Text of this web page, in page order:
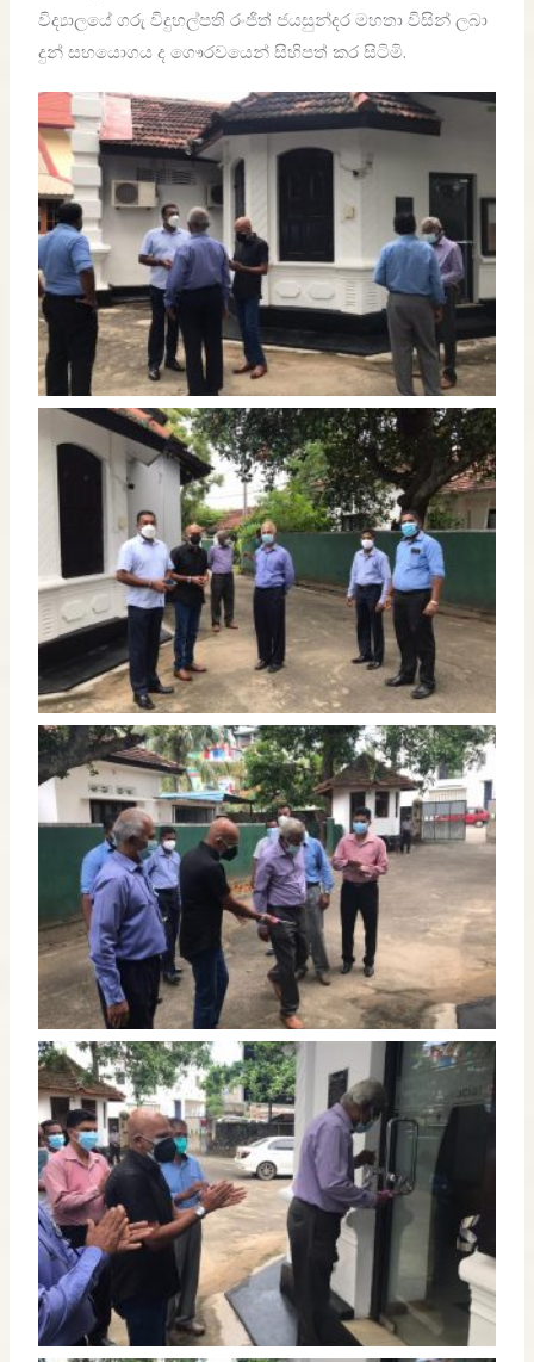
විද්යාලයේ ගරු විදුහල්පති රංජිත් ජයසුන්දර මහතා විසින් ලබා
දුන් සහයොගය ද ගෞරවයෙන් සිහිපත් කර සිටිමි.